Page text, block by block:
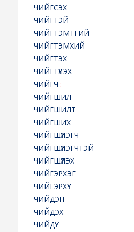
ЧИЙГСЭХ
ЧИЙГТЭЙ
ЧИЙГТЭМТГИЙ
ЧИЙГТЭМХИЙ
ЧИЙГТЭХ
ЧИЙГТҮҮЛЭХ
ЧИЙГЧ :
ЧИЙГШИЛ
ЧИЙГШИЛТ
ЧИЙГШИХ
ЧИЙГШҮҮЛЭГЧ
ЧИЙГШҮҮЛЭГЧТЭЙ
ЧИЙГШҮҮЛЭХ
ЧИЙГЭРХЭГ
ЧИЙГЭРХҮҮ
ЧИЙДЭН
ЧИЙДЭХ
ЧИЙДҮҮ